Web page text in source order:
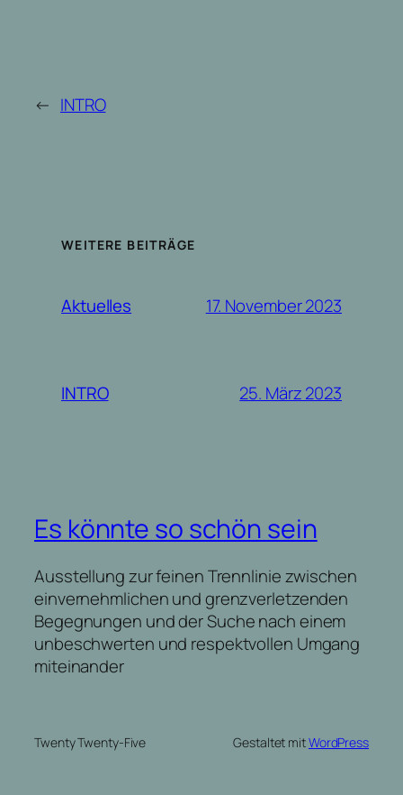
← INTRO
WEITERE BEITRÄGE
Aktuelles 17. November 2023
INTRO 25. März 2023
Es könnte so schön sein
Ausstellung zur feinen Trennlinie zwischen
einvernehmlichen und grenzverletzenden
Begegnungen und der Suche nach einem
unbeschwerten und respektvollen Umgang
miteinander
Twenty Twenty-Five Gestaltet mitWordPress